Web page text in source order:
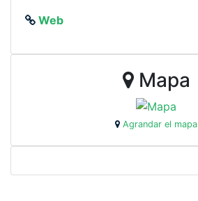
Web
Mapa
Agrandar el mapa